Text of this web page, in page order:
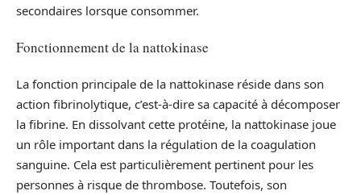
secondaires lorsque consommer.
Fonctionnement de la nattokinase
La fonction principale de la nattokinase réside dans son
action fibrinolytique, c’est-à-dire sa capacité à décomposer
la fibrine. En dissolvant cette protéine, la nattokinase joue
un rôle important dans la régulation de la coagulation
sanguine. Cela est particulièrement pertinent pour les
personnes à risque de thrombose. Toutefois, son